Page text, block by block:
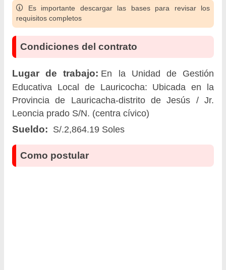
Es importante descargar las bases para revisar los
requisitos completos
Condiciones del contrato
Lugar de trabajo: En la Unidad de Gestión
Educativa Local de Lauricocha: Ubicada en la
Provincia de Lauricacha-distrito de Jesús / Jr.
Leoncia prado S/N. (centra cívico)
Sueldo: S/.2,864.19 Soles
Como postular